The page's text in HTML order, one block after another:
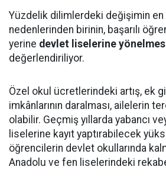
Yüzdelik dilimlerdeki değişimin
nedenlerinden birinin, başarılı
yerine devlet liselerine
değerlendiriliyor.
Özel okul ücretlerindeki artış, ek
imkânlarının daralması, ailelerin
olabilir. Geçmiş yıllarda yabancı
liselerine kayıt yaptırabilecek
öğrencilerin devlet okullarında
Anadolu ve fen liselerindeki